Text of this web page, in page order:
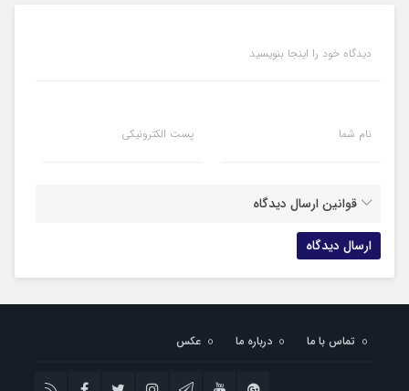
دیدگاه خود را اینجا بنویسید
نام شما پست الکترونیکی
قوانین ارسال دیدگاه
تماس با ما درباره ما عکس